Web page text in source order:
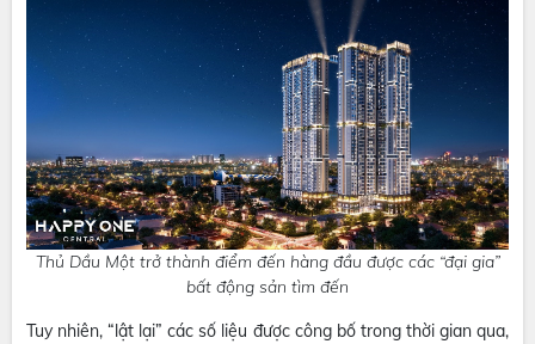
Thủ Dầu Một trở thành điểm đến hàng đầu được các “đại gia”
bất động sản tìm đến
Tuy nhiên, “lật lại” các số liệu được công bố trong thời gian qua,